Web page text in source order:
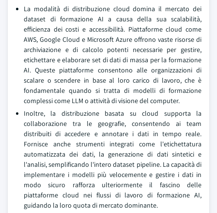
La modalità di distribuzione cloud domina il mercato dei
dataset di formazione AI a causa della sua scalabilità,
efficienza dei costi e accessibilità. Piattaforme cloud come
AWS, Google Cloud e Microsoft Azure offrono vaste risorse di
archiviazione e di calcolo potenti necessarie per gestire,
etichettare e elaborare set di dati di massa per la formazione
AI. Queste piattaforme consentono alle organizzazioni di
scalare o scendere in base al loro carico di lavoro, che è
fondamentale quando si tratta di modelli di formazione
complessi come LLM o attività di visione del computer.
Inoltre, la distribuzione basata su cloud supporta la
collaborazione tra le geografie, consentendo ai team
distribuiti di accedere e annotare i dati in tempo reale.
Fornisce anche strumenti integrati come l'etichettatura
automatizzata dei dati, la generazione di dati sintetici e
l'analisi, semplificando l'intero dataset pipeline. La capacità di
implementare i modelli più velocemente e gestire i dati in
modo sicuro rafforza ulteriormente il fascino delle
piattaforme cloud nei flussi di lavoro di formazione AI,
guidando la loro quota di mercato dominante.